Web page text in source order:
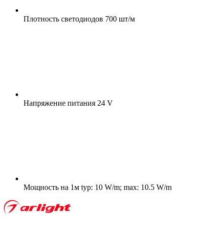
Плотность светодиодов 700 шт/м
Напряжение питания 24 V
Мощность на 1м typ: 10 W/m; max: 10.5 W/m